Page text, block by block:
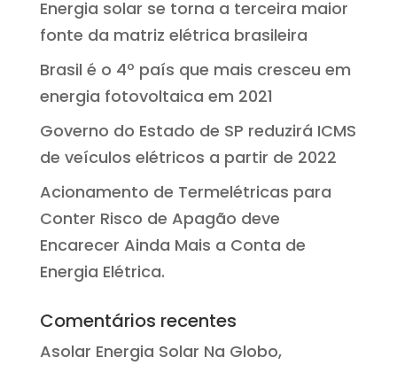
Energia solar se torna a terceira maior
fonte da matriz elétrica brasileira
Brasil é o 4º país que mais cresceu em
energia fotovoltaica em 2021
Governo do Estado de SP reduzirá ICMS
de veículos elétricos a partir de 2022
Acionamento de Termelétricas para
Conter Risco de Apagão deve
Encarecer Ainda Mais a Conta de
Energia Elétrica.
Comentários recentes
Asolar Energia Solar Na Globo,